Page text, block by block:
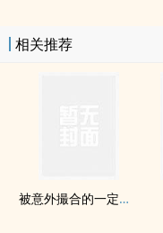
相关推荐
被意外撮合的一定是真ai